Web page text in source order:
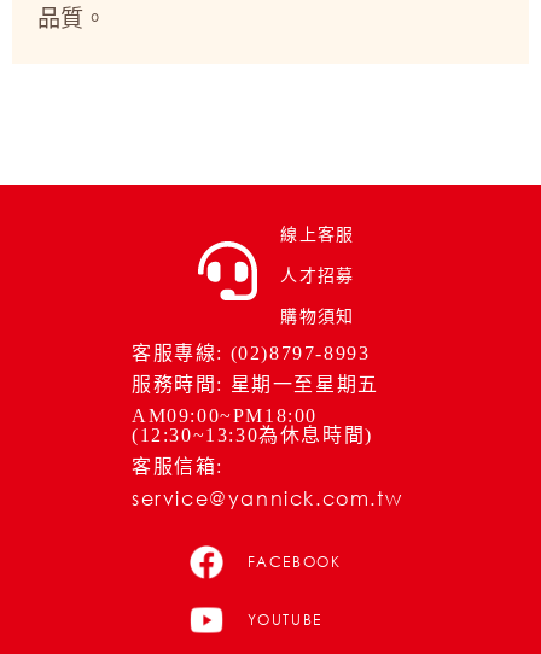
品質。
線上客服
人才招募
購物須知
客服專線: (02)8797-8993
服務時間: 星期一至星期五
AM09:00~PM18:00
(12:30~13:30為休息時間)
客服信箱:
service@yannick.com.tw
FACEBOOK
YOUTUBE